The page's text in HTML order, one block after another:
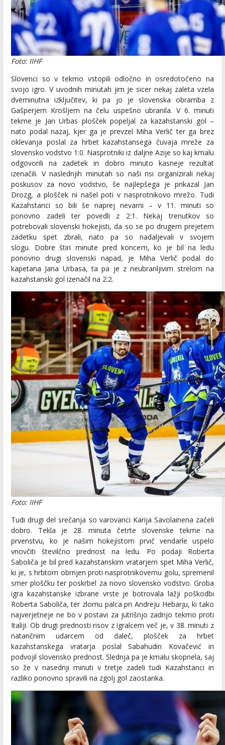
Foto: IIHF
Slovenci so v tekmo vstopili odločno in osredotočeno na
svojo igro. V uvodnih minutah jim je sicer nekaj zaleta vzela
dveminutna izključitev, ki pa jo je slovenska obramba z
Gašperjem Krošljem na čelu uspešno ubranila. V 6. minuti
tekme je Jan Urbas plošček popeljal za kazahstanski gol –
nato podal nazaj, kjer ga je prevzel Miha Verlič ter ga brez
oklevanja poslal za hrbet kazahstansega čuvaja mreže za
slovensko vodstvo 1:0. Nasprotniki iz daljne Azije so kaj kmalu
odgovorili na zadetek in dobro minuto kasneje rezultat
izenačili. V naslednjih minutah so naši risi organizirali nekaj
poskusov za novo vodstvo, še najlepšega je prikazal Jan
Drozg, a plošček ni našel poti v nasprotnikovo mrežo. Tudi
Kazahstanci so bili še naprej nevarni – v 11. minuti so
ponovno zadeli ter povedli z 2:1. Nekaj trenutkov so
potrebovali slovenski hokejisti, da so se po drugem prejetem
zadetku spet zbrali, nato pa so nadaljevali v svojem
slogu. Dobre štiri minute pred koncem, ko je bil na ledu
ponovno drugi slovenski napad, je Miha Verlič podal do
kapetana Jana Urbasa, ta pa je z neubranljivim strelom na
kazahstanski gol izenačil na 2:2.
Foto: IIHF
Tudi drugi del srečanja so varovanci Karija Savolainena začeli
dobro. Tekla je 28. minuta četrte slovenske tekme na
prvenstvu, ko je našim hokejistom prvič vendarle uspelo
vnovčiti številčno prednost na ledu. Po podaji Roberta
Saboliča je bil pred kazahstanskim vratarjem spet Miha Verlič,
ki je, s hrbtom obrnjen proti nasprotnikovemu golu, spremenil
smer ploščku ter poskrbel za novo slovensko vodstvo. Groba
igra kazahstanske izbrane vrste je botrovala lažji poškodbi
Roberta Saboliča, ter zlomu palca pri Andreju Hebarju, ki tako
najverjetneje ne bo v postavi za jutrišnjo zadnjo tekmo proti
Italiji. Ob drugi prednosti risov z igralcem več je, v 38. minuti z
natančnim udarcem od daleč, plošček za hrbet
kazahstanskega vratarja poslal Sabahudin Kovačević in
podvojil slovensko prednost. Slednja pa je kmalu skopnela, saj
so že v nasednji minuti v tretje zadeli tudi Kazahstanci in
razliko ponovno spravili na zgolj gol zaostanka.